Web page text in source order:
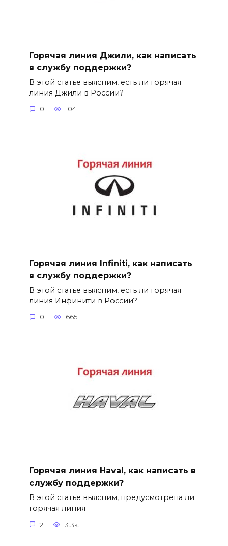
Горячая линия Джили, как написать
в службу поддержки?
В этой статье выясним, есть ли горячая
линия Джили в России?
0 104
Горячая линия Infiniti, как написать
в службу поддержки?
В этой статье выясним, есть ли горячая
линия Инфинити в России?
0 665
Горячая линия Haval, как написать в
службу поддержки?
В этой статье выясним, предусмотрена ли
горячая линия
2 3.3к.